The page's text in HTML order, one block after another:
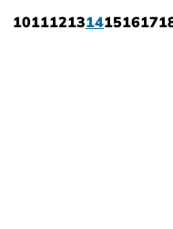
1011121314151617